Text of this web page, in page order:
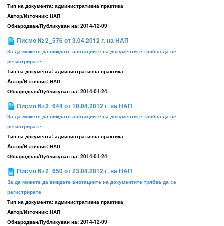
Тип на документа: административна практика
Aвтор/Източник: НАП
Обнародван/Публикуван на: 2014-12-09
Писмо № 2_576 от 3.04.2012 г. на НАП
За да можете да виждате анотациите на документите трябва да се
регистрирате
Тип на документа: административна практика
Aвтор/Източник: НАП
Обнародван/Публикуван на: 2014-01-24
Писмо № 2_644 от 10.04.2012 г. на НАП
За да можете да виждате анотациите на документите трябва да се
регистрирате
Тип на документа: административна практика
Aвтор/Източник: НАП
Обнародван/Публикуван на: 2014-01-24
Писмо № 2_650 от 23.04.2012 г. на НАП
За да можете да виждате анотациите на документите трябва да се
регистрирате
Тип на документа: административна практика
Aвтор/Източник: НАП
Обнародван/Публикуван на: 2014-12-09